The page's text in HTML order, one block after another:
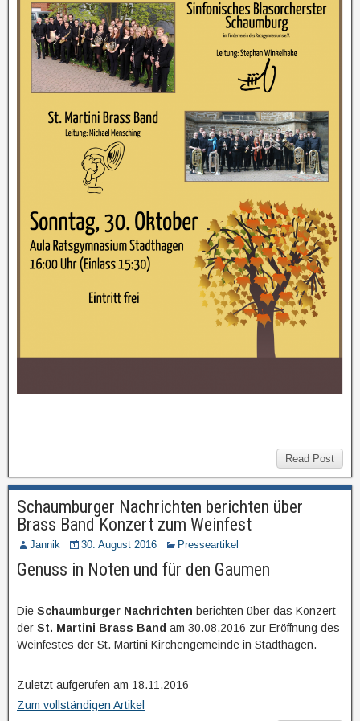
Read Post
Schaumburger Nachrichten berichten über
Brass Band Konzert zum Weinfest
Jannik 30. August 2016 Presseartikel
Genuss in Noten und für den Gaumen
Die Schaumburger Nachrichten berichten über das Konzert
der St. Martini Brass Band am 30.08.2016 zur Eröffnung des
Weinfestes der St. Martini Kirchengemeinde in Stadthagen.
Zuletzt aufgerufen am 18.11.2016
Zum vollständigen Artikel